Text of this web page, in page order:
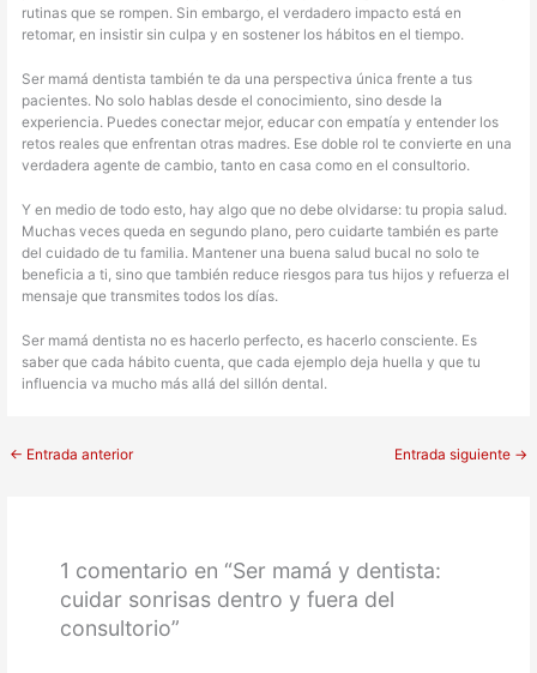
rutinas que se rompen. Sin embargo, el verdadero impacto está en
retomar, en insistir sin culpa y en sostener los hábitos en el tiempo.
Ser mamá dentista también te da una perspectiva única frente a tus
pacientes. No solo hablas desde el conocimiento, sino desde la
experiencia. Puedes conectar mejor, educar con empatía y entender los
retos reales que enfrentan otras madres. Ese doble rol te convierte en una
verdadera agente de cambio, tanto en casa como en el consultorio.
Y en medio de todo esto, hay algo que no debe olvidarse: tu propia salud.
Muchas veces queda en segundo plano, pero cuidarte también es parte
del cuidado de tu familia. Mantener una buena salud bucal no solo te
beneficia a ti, sino que también reduce riesgos para tus hijos y refuerza el
mensaje que transmites todos los días.
Ser mamá dentista no es hacerlo perfecto, es hacerlo consciente. Es
saber que cada hábito cuenta, que cada ejemplo deja huella y que tu
influencia va mucho más allá del sillón dental.
← Entrada anterior Entrada siguiente →
1 comentario en “Ser mamá y dentista:
cuidar sonrisas dentro y fuera del
consultorio”